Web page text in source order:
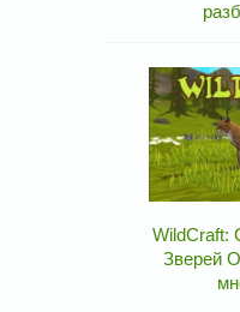
WildCraft:
Зверей